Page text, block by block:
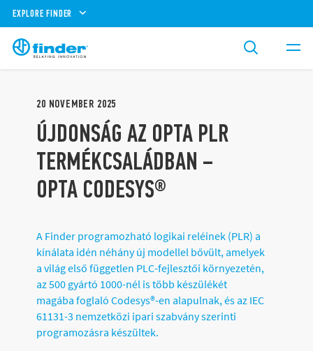
EXPLORE FINDER
20 NOVEMBER 2025
ÚJDONSÁG AZ OPTA PLR
TERMÉKCSALÁDBAN –
OPTA CODESYS®
A Finder programozható logikai reléinek (PLR) a
kínálata idén néhány új modellel bővült, amelyek
a világ első független PLC-fejlesztői környezetén,
az 500 gyártó 1000-nél is több készülékét
magába foglaló Codesys®-en alapulnak, és az IEC
61131-3 nemzetközi ipari szabvány szerinti
programozásra készültek.